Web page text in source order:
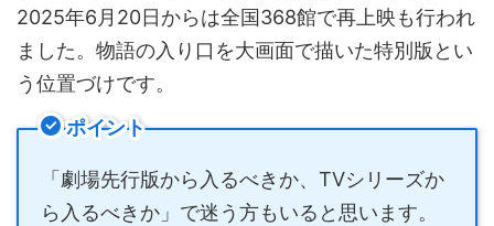
2025年6月20日からは全国368館で再上映も行われ
ました。物語の入り口を大画面で描いた特別版とい
う位置づけです。
ポイント
「劇場先行版から入るべきか、TVシリーズか
ら入るべきか」で迷う方もいると思います。